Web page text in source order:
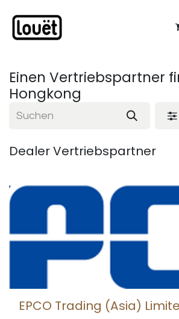
Einen Vertriebspartner
Hongkong
DealerVertriebspartner
EPCO Trading (Asia)